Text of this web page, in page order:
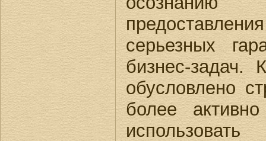
серьезных
бизнес-задач.
обусловлено
более